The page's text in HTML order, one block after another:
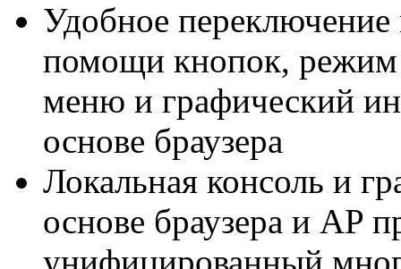
Удобное
помощи кнопок, режим
меню и графический
основе браузера
Локальная консоль и
основе браузера и AP